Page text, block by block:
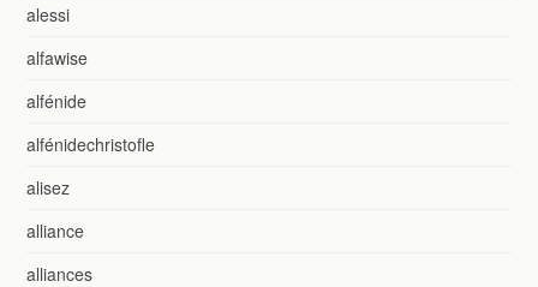
alessi
alfawise
alfénide
alfénidechristofle
alisez
alliance
alliances